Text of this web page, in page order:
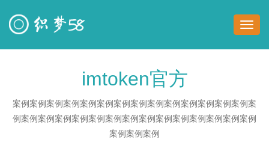
切
换
imtoken官方
案例案例案例案例案例案例案例案例案例案例案例案例案例案例案
例案例案例案例案例案例案例案例案例案例案例案例案例案例案例
案例案例案例